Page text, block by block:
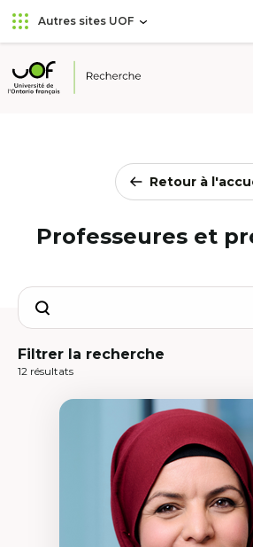
Aller
au
principal
Passer
au
Autres sites UOF
Université
Retour à
Professeures et
Search
Filtrer la recherche
12 résultats